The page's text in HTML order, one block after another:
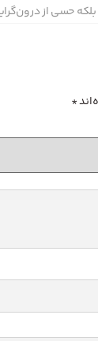
حسی از
*